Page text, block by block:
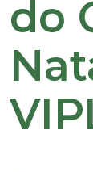
do